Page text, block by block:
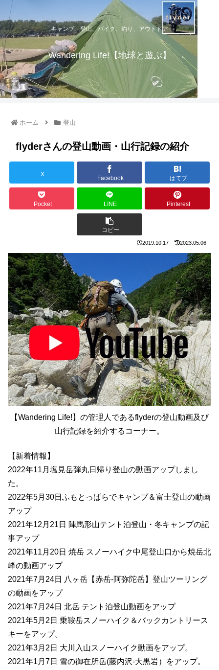
キャンプ、登山、バイク、釣り、アウトドア
Wandering Life!【地球と遊ぶ】
ホーム 登山
flyderさんの登山動画・山行記録の紹介
X
Facebook はてブ
Pocket LINE Pinterest
コピー
2019.10.17 2023.05.06
【Wandering Life!】の管理人であるflyderの登山動画及び
山行記録を紹介するコーナー。
【新着情報】
2022年11月塩見岳弾丸日帰り登山の動画アップしまし
た。
2022年5月30日ふもとっぱらでキャンプ＆富士登山の動画
アップ
2021年12月21日 陣馬形山テント泊登山・冬キャンプの記
事アップ
2021年11月20日 焼岳 スノーハイク中尾登山口から焼岳北
峰の動画アップ
2021年7月24日 八ヶ岳【赤岳-阿弥陀岳】登山ツーリング
の動画をアップ
2021年7月24日 北岳 テント泊登山動画をアップ
2021年5月2日 乗鞍岳スノーハイク＆バックカントリース
キーをアップ。
2021年3月2日 大川入山スノーハイク動画をアップ。
2021年1月7日 雪の御在所岳(藤内沢-大黒岩）をアップ。